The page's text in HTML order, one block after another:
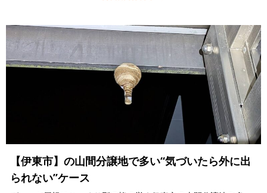
【伊東市】の山間分譲地で多い“気づいたら外に出
られない”ケース